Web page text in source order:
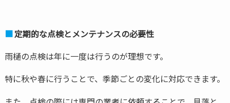
定期的な点検とメンテナンスの必要性
雨樋の点検は年に一度は行うのが理想です。
特に秋や春に行うことで、季節ごとの変化に対応できます。